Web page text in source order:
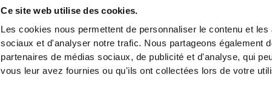
Ce site web utilise des cookies.
Les cookies nous permettent de personnaliser le contenu et
sociaux et d'analyser notre trafic. Nous partageons également
partenaires de médias sociaux, de publicité et d'analyse, qui
vous leur avez fournies ou qu'ils ont collectées lors de votre